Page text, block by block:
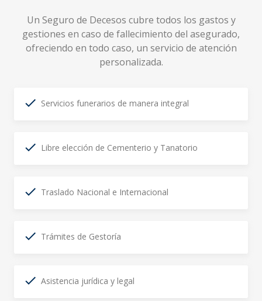
Un Seguro de Decesos cubre todos los gastos y
gestiones en caso de fallecimiento del asegurado,
ofreciendo en todo caso, un servicio de atención
personalizada.
Servicios funerarios de manera integral
Libre elección de Cementerio y Tanatorio
Traslado Nacional e Internacional
Trámites de Gestoría
Asistencia jurídica y legal